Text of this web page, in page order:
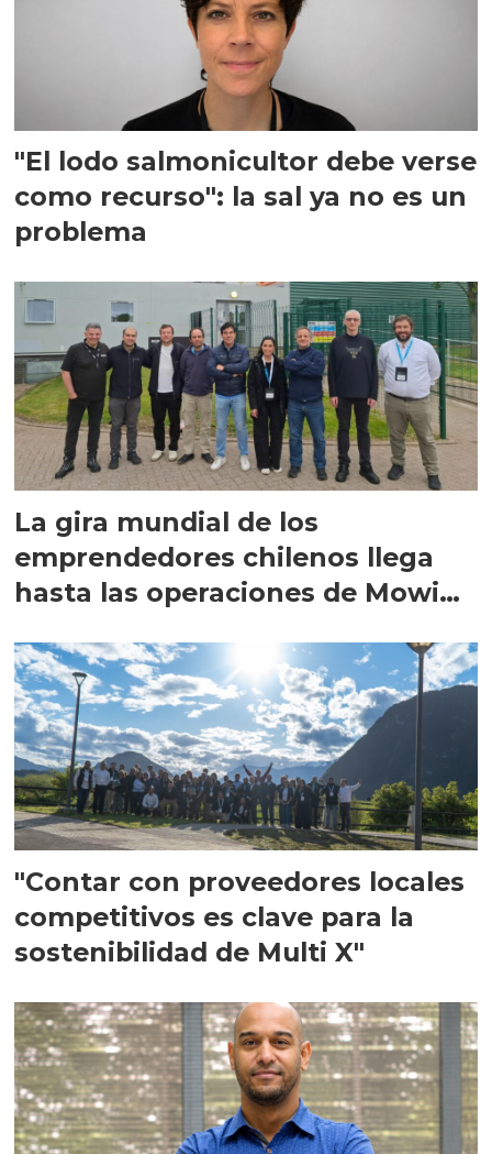
"El lodo salmonicultor debe verse
como recurso": la sal ya no es un
problema
La gira mundial de los
emprendedores chilenos llega
hasta las operaciones de Mowi
"Contar con proveedores locales
competitivos es clave para la
sostenibilidad de Multi X"